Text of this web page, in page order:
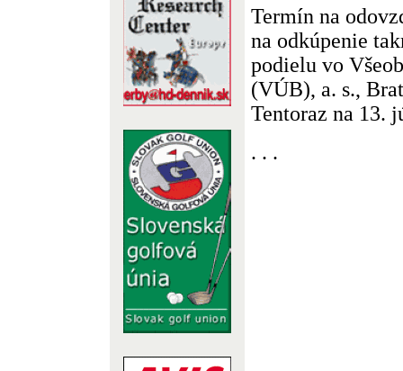
Termín na
na odkúpenie
podielu vo
(VÚB), a. s.,
Tentoraz na 13.
. . .